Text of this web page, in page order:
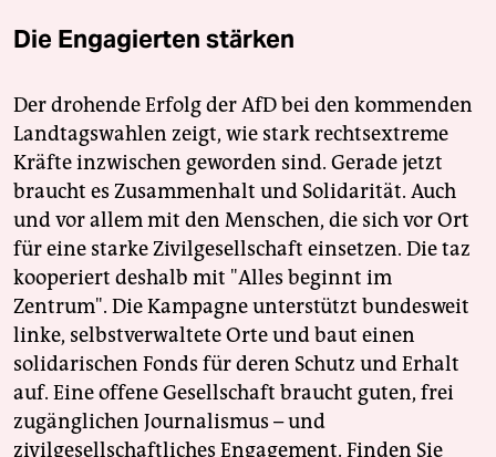
Die Engagierten stärken
Der drohende Erfolg der AfD bei den kommenden
Landtagswahlen zeigt, wie stark rechtsextreme
Kräfte inzwischen geworden sind. Gerade jetzt
braucht es Zusammenhalt und Solidarität. Auch
und vor allem mit den Menschen, die sich vor Ort
für eine starke Zivilgesellschaft einsetzen. Die taz
kooperiert deshalb mit "Alles beginnt im
Zentrum". Die Kampagne unterstützt bundesweit
linke, selbstverwaltete Orte und baut einen
solidarischen Fonds für deren Schutz und Erhalt
auf. Eine offene Gesellschaft braucht guten, frei
zugänglichen Journalismus – und
zivilgesellschaftliches Engagement. Finden Sie